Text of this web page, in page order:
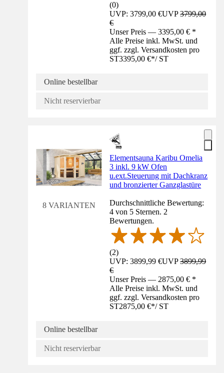
(0)
UVP: 3799,00 €UVP3799,00
€
Unser Preis — 3395,00 € *
Alle Preise inkl. MwSt. und
ggf. zzgl. Versandkosten pro
ST3395,00 €*/ ST
Online bestellbar
Nicht reservierbar
8 VARIANTEN
Elementsauna Karibu Omelia
3 inkl. 9 kW Ofen
u.ext.Steuerung mit Dachkranz
und bronzierter Ganzglastüre
Durchschnittliche Bewertung:
4 von 5 Sternen. 2
Bewertungen.
(2)
UVP: 3899,99 €UVP3899,99
€
Unser Preis — 2875,00 € *
Alle Preise inkl. MwSt. und
ggf. zzgl. Versandkosten pro
ST2875,00 €*/ ST
Online bestellbar
Nicht reservierbar